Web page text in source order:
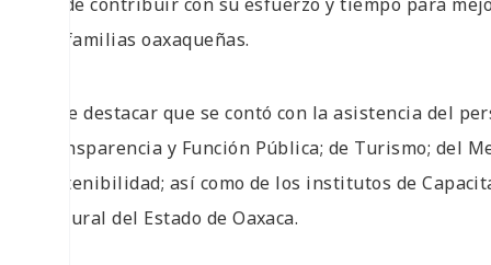
las familias oaxaqueñas.
Cabe destacar que se contó con la asistencia del
Transparencia y Función Pública; de Turismo; del
Sostenibilidad; así como de los institutos de
Cultural del Estado de Oaxaca.